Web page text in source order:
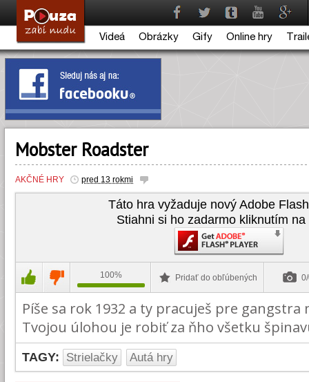
Videá Obrázky Gify Online hry
Mobster Roadster
AKČNÉ HRY pred 13 rokmi
Táto hra vyžaduje nový Adobe
Stiahni si ho zadarmo kliknutím na
100% Pridať do obľúbených
Píše sa rok 1932 a ty pracuješ pre
Tvojou úlohou je robiť za ňho všetku
TAGY: Strielačky Autá hry